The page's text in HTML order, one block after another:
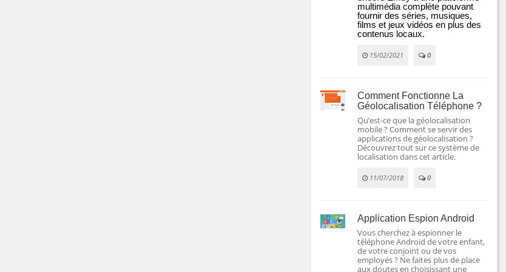
multimédia complète pouvant
fournir des séries, musiques,
films et jeux vidéos en plus des
contenus locaux.
15/02/2021 0
Comment Fonctionne La
Géolocalisation Téléphone ?
Qu’est-ce que la géolocalisation
mobile ? Comment se servir des
applications de géolocalisation ?
Découvrez tout sur ce système de
localisation dans cet article.
11/07/2018 0
Application Espion Android
Vous cherchez à espionner le
téléphone Android de votre enfant,
de votre conjoint ou de vos
employés ? Ne faites plus de place
aux doutes en choisissant une